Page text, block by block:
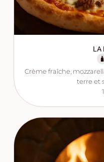
LA
Crème fraîche,
terre et